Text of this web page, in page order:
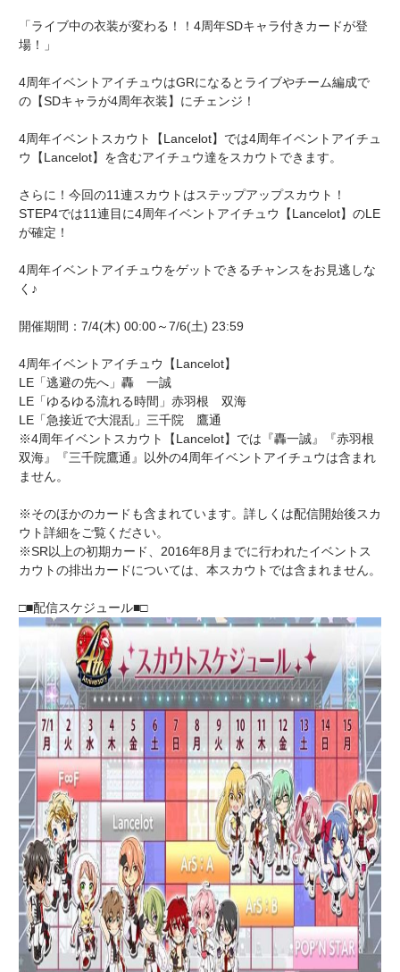
「ライブ中の衣装が変わる！！4周年SDキャラ付きカードが登
場！」
4周年イベントアイチュウはGRになるとライブやチーム編成で
の【SDキャラが4周年衣装】にチェンジ！
4周年イベントスカウト【Lancelot】では4周年イベントアイチュ
ウ【Lancelot】を含むアイチュウ達をスカウトできます。
さらに！今回の11連スカウトはステップアップスカウト！
STEP4では11連目に4周年イベントアイチュウ【Lancelot】のLE
が確定！
4周年イベントアイチュウをゲットできるチャンスをお見逃しな
く♪
開催期間：7/4(木) 00:00～7/6(土) 23:59
4周年イベントアイチュウ【Lancelot】
LE「逃避の先へ」轟 一誠
LE「ゆるゆる流れる時間」赤羽根 双海
LE「急接近で大混乱」三千院 鷹通
※4周年イベントスカウト【Lancelot】では『轟一誠』『赤羽根
双海』『三千院鷹通』以外の4周年イベントアイチュウは含まれ
ません。
※そのほかのカードも含まれています。詳しくは配信開始後スカ
ウト詳細をご覧ください。
※SR以上の初期カード、2016年8月までに行われたイベントス
カウトの排出カードについては、本スカウトでは含まれません。
□■配信スケジュール■□